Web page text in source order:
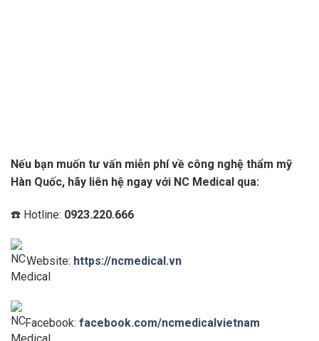
Nếu bạn muốn tư vấn miễn phí về công nghệ thẩm mỹ
Hàn Quốc, hãy liên hệ ngay với NC Medical qua:
☎️ Hotline: 0923.220.666
Website: https://ncmedical.vn
Facebook: facebook.com/ncmedicalvietnam